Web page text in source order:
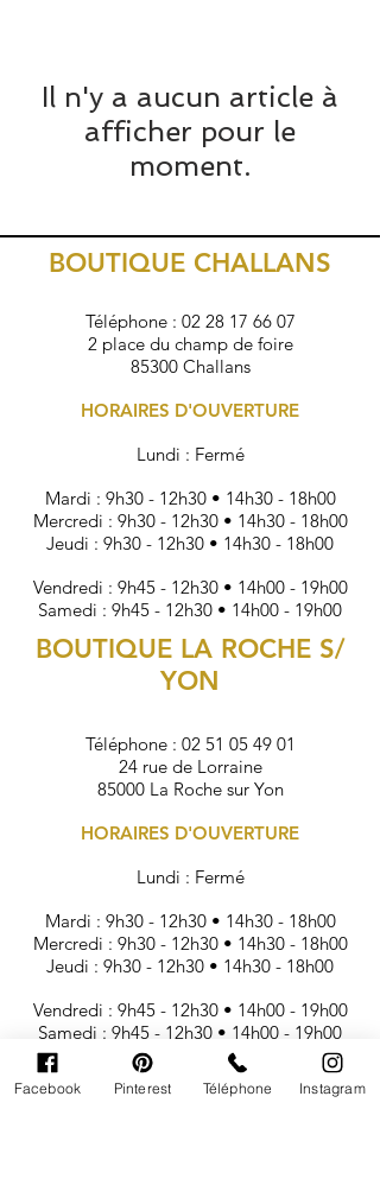
Il n'y a aucun article à
afficher pour le
moment.
BOUTIQUE CHALLANS
Téléphone : 02 28 17 66 07
2 place du champ de foire
85300 Challans
HORAIRES D'OUVERTURE
Lundi : Fermé
Mardi : 9h30 - 12h30 • 14h30 - 18h00
Mercredi : 9h30 - 12h30 • 14h30 - 18h00
Jeudi : 9h30 - 12h30 • 14h30 - 18h00
Vendredi : 9h45 - 12h30 • 14h00 - 19h00
Samedi : 9h45 - 12h30 • 14h00 - 19h00
BOUTIQUE LA ROCHE S/
YON
Téléphone : 02 51 05 49 01
24 rue de Lorraine
85000 La Roche sur Yon
HORAIRES D'OUVERTURE
Lundi : Fermé
Mardi : 9h30 - 12h30 • 14h30 - 18h00
Mercredi : 9h30 - 12h30 • 14h30 - 18h00
Jeudi : 9h30 - 12h30 • 14h30 - 18h00
Vendredi : 9h45 - 12h30 • 14h00 - 19h00
Samedi : 9h45 - 12h30 • 14h00 - 19h00
BOUTIQUE LA ROCHELLE
Facebook Pinterest Téléphone Instagram